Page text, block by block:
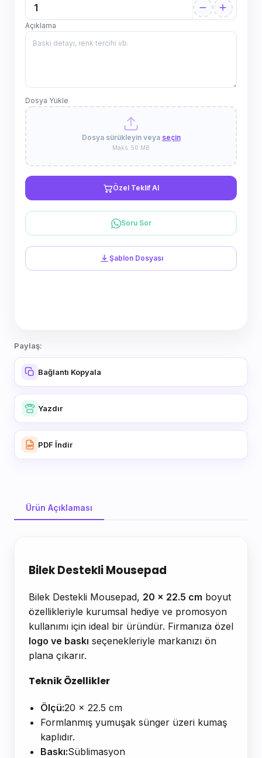
Açıklama
Dosya Yükle
Dosya sürükleyin veya seçin
Maks. 50 MB
Özel Teklif Al
Soru Sor
Şablon Dosyası
Paylaş:
Bağlantı Kopyala
Yazdır
PDF İndir
Ürün Açıklaması
Bilek Destekli Mousepad
Bilek Destekli Mousepad, 20 x 22.5 cm boyut
özellikleriyle kurumsal hediye ve promosyon
kullanımı için ideal bir üründür. Firmanıza özel
logo ve baskı seçenekleriyle markanızı ön
plana çıkarır.
Teknik Özellikler
Ölçü:20 x 22.5 cm
Formlanmış yumuşak sünger üzeri kumaş
kaplıdır.
Baskı:Süblimasyon